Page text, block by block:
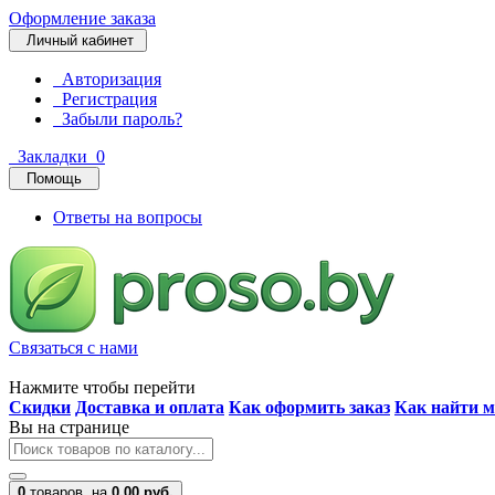
Оформление заказа
Личный кабинет
Авторизация
Регистрация
Забыли пароль?
Закладки 0
Помощь
Ответы на вопросы
Связаться с нами
Нажмите чтобы перейти
Скидки Доставка и оплата Как оформить заказ Как найти
Вы на странице